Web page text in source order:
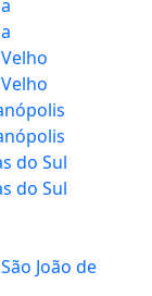
do Sul
do Sul
João de